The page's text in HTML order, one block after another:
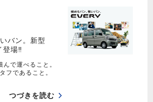
バン。新型
登場‼
で運べること。
フであること。
つづきを読む